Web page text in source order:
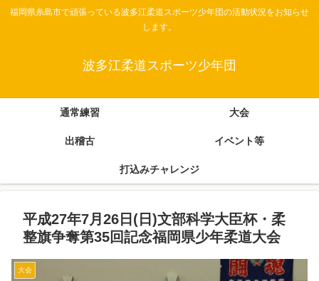
福岡県糸島市で頑張っている波多江柔道スポーツ少年団の活動状況をお知らせ
します。
波多江柔道スポーツ少年団
通常練習 大会
出稽古 イベント等
打込みチャレンジ
平成27年7月26日(日)文部科学大臣杯・柔
整旗争奪第35回記念福岡県少年柔道大会
大会